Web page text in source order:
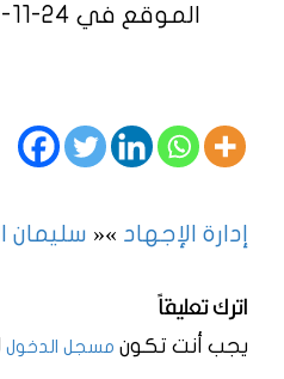
الموقع في 24-11-2020.
« سليمان إدارة الإجهاد »
اترك تعليقاً
يجب أنت تكون مسجل الدخول